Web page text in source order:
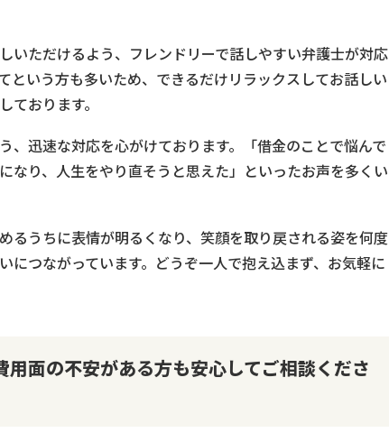
いただけるよう、フレンドリーで話しやすい弁護士が対応
という方も多いため、できるだけリラックスしてお話しい
おります。
、迅速な対応を心がけております。「借金のことで悩んで
なり、人生をやり直そうと思えた」といったお声を多くい
るうちに表情が明るくなり、笑顔を取り戻される姿を何度
につながっています。どうぞ一人で抱え込まず、お気軽に
面の不安がある方も安心してご相談くださ